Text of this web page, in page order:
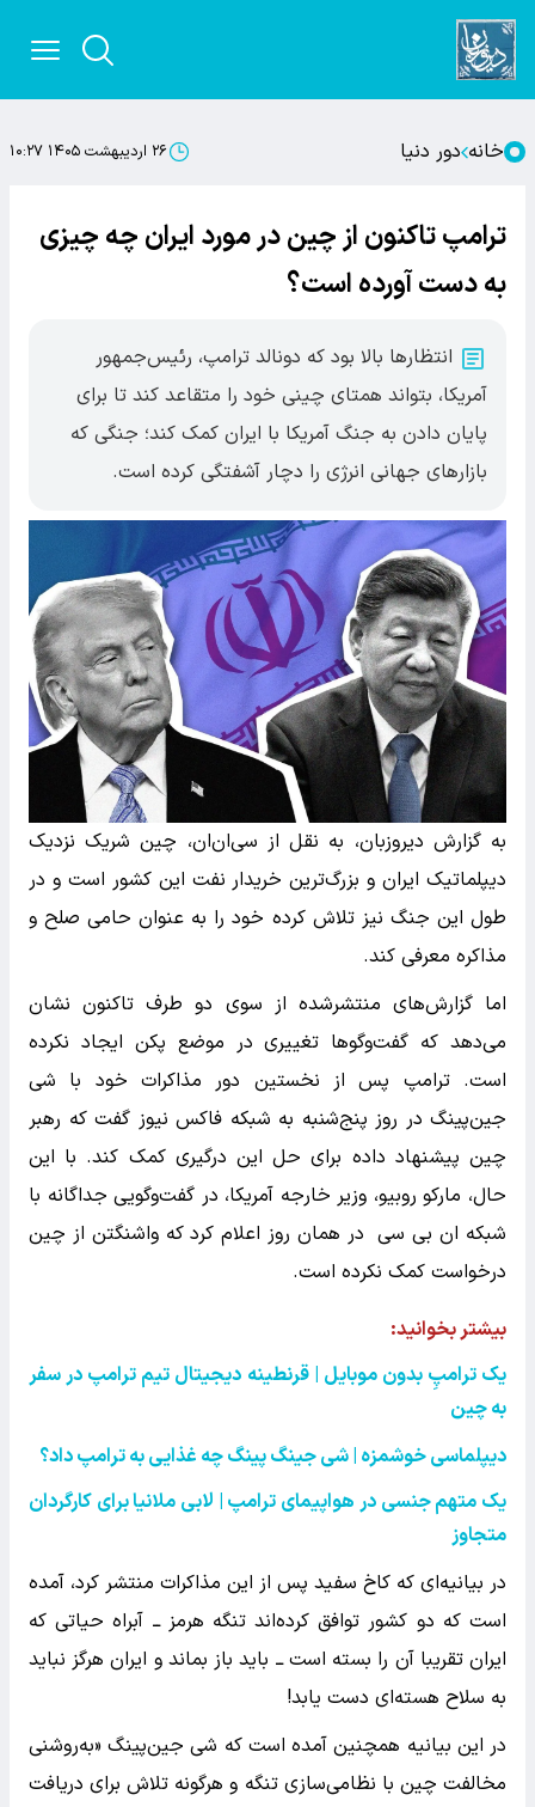
خانه دور دنیا ۲۶ اردیبهشت ۱۴۰۵ ۱۰:۲۷
ترامپ تاکنون از چین در مورد ایران چه چیزی
به دست آورده است؟
انتظارها بالا بود که دونالد ترامپ، رئیس‌جمهور
آمریکا، بتواند همتای چینی خود را متقاعد کند تا برای
پایان دادن به جنگ آمریکا با ایران کمک کند؛ جنگی که
بازارهای جهانی انرژی را دچار آشفتگی کرده است.
به گزارش دیروزبان، به نقل از سی‌ان‌ان، چین شریک نزدیک
دیپلماتیک ایران و بزرگ‌ترین خریدار نفت این کشور است و در
طول این جنگ نیز تلاش کرده خود را به عنوان حامی صلح و
مذاکره معرفی کند.
اما گزارش‌های منتشرشده از سوی دو طرف تاکنون نشان
می‌دهد که گفت‌وگوها تغییری در موضع پکن ایجاد نکرده
است. ترامپ پس از نخستین دور مذاکرات خود با شی
جین‌پینگ در روز پنج‌شنبه به شبکه فاکس نیوز گفت که رهبر
چین پیشنهاد داده برای حل این درگیری کمک کند. با این
حال، مارکو روبیو، وزیر خارجه آمریکا، در گفت‌وگویی جداگانه با
شبکه ان بی سی در همان روز اعلام کرد که واشنگتن از چین
درخواست کمک نکرده است.
بیشتر بخوانید:‌
یک ترامپِ بدون موبایل | قرنطینه دیجیتال تیم ترامپ در سفر
به چین
دیپلماسی خوشمزه | شی جینگ پینگ چه غذایی به ترامپ داد؟
یک متهم جنسی در هواپیمای ترامپ | لابی ملانیا برای کارگردان
متجاوز
در بیانیه‌ای که کاخ سفید پس از این مذاکرات منتشر کرد، آمده
است که دو کشور توافق کرده‌اند تنگه هرمز ــ آبراه حیاتی که
ایران تقریبا آن را بسته است ــ باید باز بماند و ایران هرگز نباید
به سلاح هسته‌ای دست یابد!
در این بیانیه همچنین آمده است که شی جین‌پینگ «به‌روشنی
مخالفت چین با نظامی‌سازی تنگه و هرگونه تلاش برای دریافت